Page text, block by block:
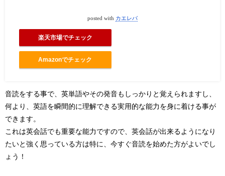
posted with カエレバ
楽天市場でチェック
Amazonでチェック
音読をする事で、英単語やその発音もしっかりと覚えられますし、
何より、英語を瞬間的に理解できる実用的な能力を身に着ける事が
できます。
これは英会話でも重要な能力ですので、英会話が出来るようになり
たいと強く思っている方は特に、今すぐ音読を始めた方がよいでし
ょう！